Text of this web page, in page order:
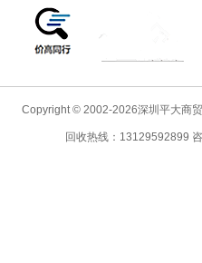
Copyright © 2002-2026深圳平大商
回收热线：13129592899